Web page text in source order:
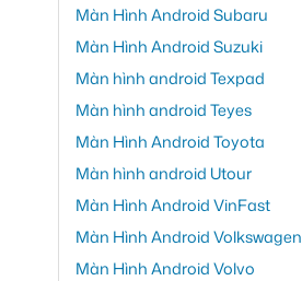
Màn Hình Android Subaru
Màn Hình Android Suzuki
Màn hình android Texpad
Màn hình android Teyes
Màn Hình Android Toyota
Màn hình android Utour
Màn Hình Android VinFast
Màn Hình Android Volkswagen
Màn Hình Android Volvo